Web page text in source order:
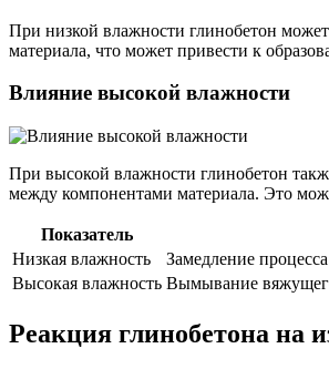
При низкой влажности глинобетон
материала, что может привести к
Влияние высокой влажности
При высокой влажности глинобетон
между компонентами материала. Это
Показатель
Низкая влажность
Замедление
Высокая влажность Вымывание
Реакция глинобетона на